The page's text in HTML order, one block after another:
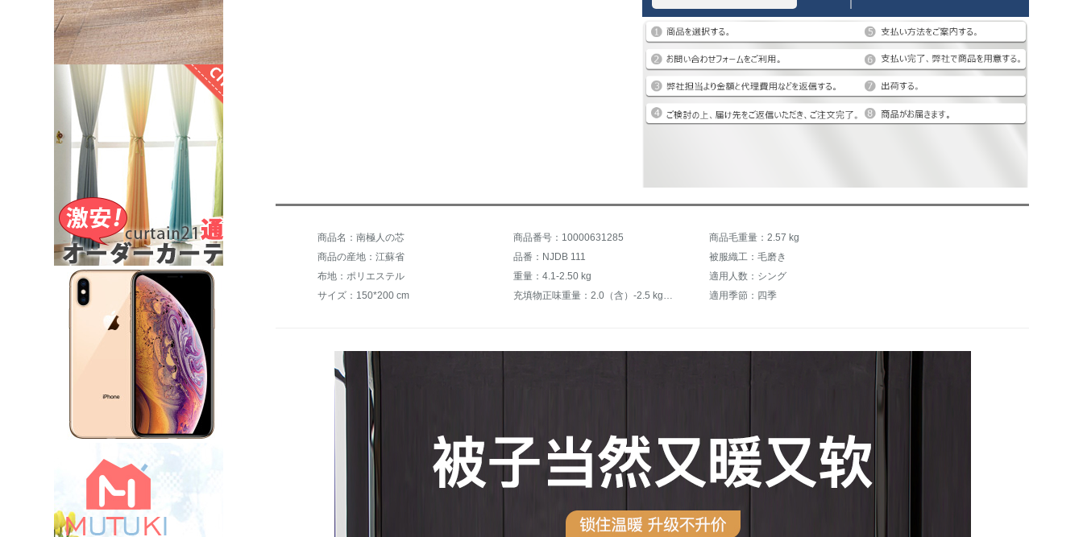
商品名：南極人の芯 商品番号：10000631285
商品毛重量：2.57 kg
商品の産地：江蘇省
品番：NJDB 111
被服織工：毛磨き
布地：ポリエステル
重量：4.1-2.50 kg
適用人数：シング
サイズ：150*200 cm
適用季節：四季